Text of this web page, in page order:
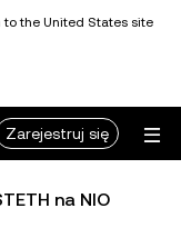
to the United States site
Zarejestruj się
na NIO